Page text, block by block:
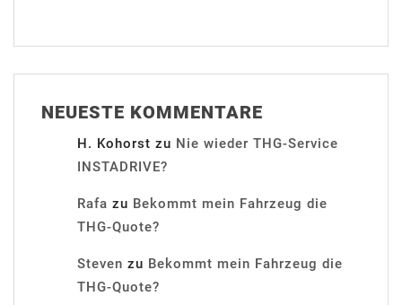
NEUESTE KOMMENTARE
H. Kohorst zu Nie wieder THG-Service
INSTADRIVE?
Rafa zu Bekommt mein Fahrzeug die
THG-Quote?
Steven zu Bekommt mein Fahrzeug die
THG-Quote?